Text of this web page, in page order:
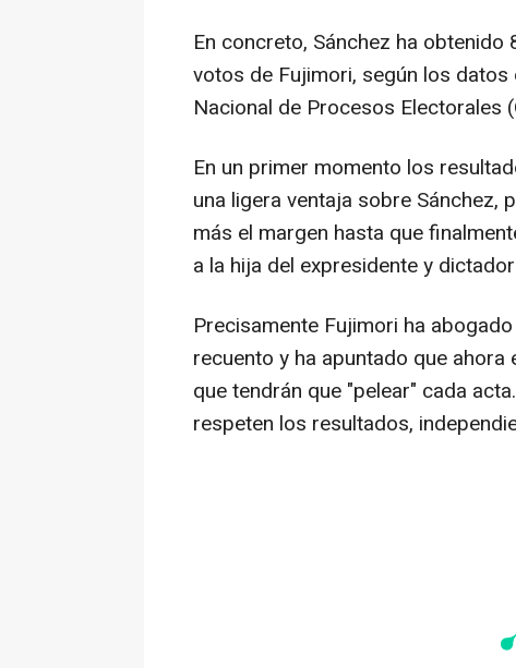
En concreto, Sánchez ha
votos de Fujimori, según los
Nacional de Procesos Electorales
En un primer momento los
una ligera ventaja sobre Sánchez,
más el margen hasta que
a la hija del expresidente y
Precisamente Fujimori ha
recuento y ha apuntado que
que tendrán que "pelear" cada
respeten los resultados,